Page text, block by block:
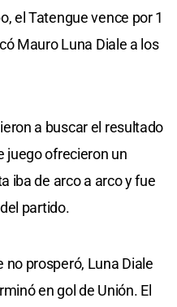
el Tatengue vence por 1
Mauro Luna Diale a los
a buscar el resultado
juego ofrecieron un
iba de arco a arco y fue
partido.
no prosperó, Luna Diale
en gol de Unión. El